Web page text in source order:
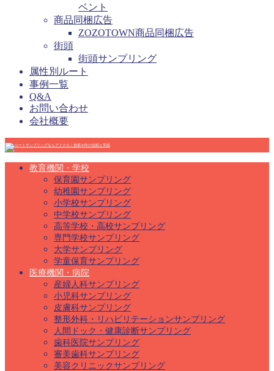
ベント
商品同梱広告
ZOZOTOWN商品同梱広告
街頭
街頭サンプリング
属性別ルート
事例一覧
Q&A
お問い合わせ
会社概要
教育機関・学校
保育園サンプリング
幼稚園サンプリング
小学校サンプリング
中学校サンプリング
高等学校・高校サンプリング
専門学校サンプリング
大学サンプリング
学童保育サンプリング
医療機関・病院
産婦人科サンプリング
小児科サンプリング
皮膚科サンプリング
整形外科・リハビリテーションサンプリング
人間ドック・健康診断サンプリング
歯科医院サンプリング
審美歯科サンプリング
美容クリニックサンプリング